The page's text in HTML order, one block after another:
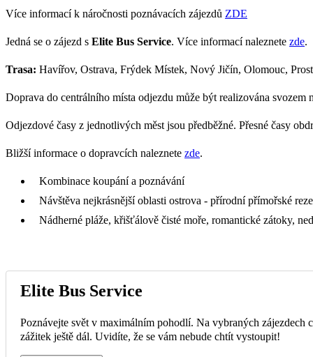
Více informací k náročnosti poznávacích zájezdů ZDE
Jedná se o zájezd s Elite Bus Service. Více informací naleznete zde.
Trasa: Havířov, Ostrava, Frýdek Místek, Nový Jičín, Olomouc,
Doprava do centrálního místa odjezdu může být realizována
Odjezdové časy z jednotlivých měst jsou předběžné. Přesné časy
Bližší informace o dopravcích naleznete zde.
Kombinace koupání a poznávání
Návštěva nejkrásnější oblasti ostrova - přírodní přímořské
Nádherné pláže, křišťálově čisté moře, romantické zátoky,
Elite Bus Service
Poznávejte svět v maximálním pohodlí. Na vybraných zájezdech
zážitek ještě dál. Uvidíte, že se vám nebude chtít vystoupit!